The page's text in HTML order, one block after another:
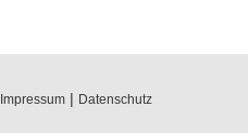
Impressum | Datenschutz